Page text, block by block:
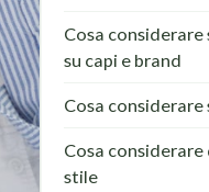
Cosa considerare
su capi e brand
Cosa
Cosa
stile